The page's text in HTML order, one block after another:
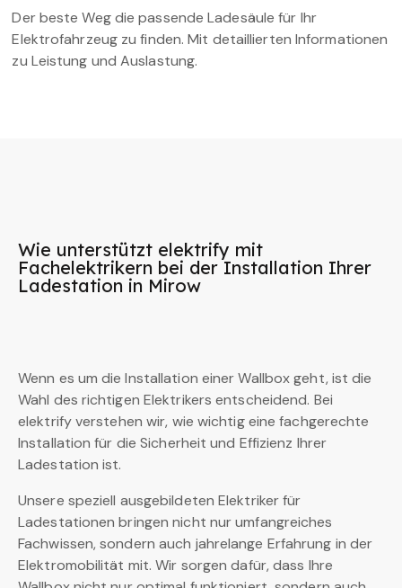
Der beste Weg die passende Ladesäule für Ihr
Elektrofahrzeug zu finden. Mit detaillierten Informationen
zu Leistung und Auslastung.
Wie unterstützt elektrify mit
Fachelektrikern bei der Installation Ihrer
Ladestation in Mirow
Wenn es um die Installation einer Wallbox geht, ist die
Wahl des richtigen Elektrikers entscheidend. Bei
elektrify verstehen wir, wie wichtig eine fachgerechte
Installation für die Sicherheit und Effizienz Ihrer
Ladestation ist.
Unsere speziell ausgebildeten Elektriker für
Ladestationen bringen nicht nur umfangreiches
Fachwissen, sondern auch jahrelange Erfahrung in der
Elektromobilität mit. Wir sorgen dafür, dass Ihre